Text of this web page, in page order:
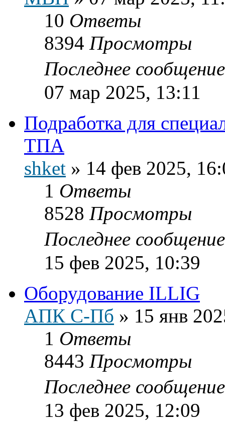
10 Ответы
8394 Просмотры
Последнее
07 мар 2025, 13:11
Подработка для
ТПА
shket » 14 фев 2025,
1 Ответы
8528 Просмотры
Последнее
15 фев 2025, 10:39
Оборудование ILLIG
АПК С-Пб » 15 янв
1 Ответы
8443 Просмотры
Последнее
13 фев 2025, 12:09